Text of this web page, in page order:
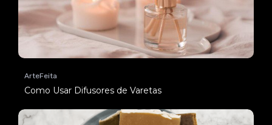
ArteFeita
Como Usar Difusores de Varetas